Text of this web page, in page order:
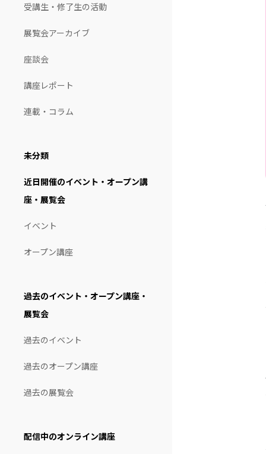
受講生・修了生の活動
展覧会アーカイブ
座談会
講座レポート
連載・コラム
未分類
近日開催のイベント・オープン講
座・展覧会
イベント
オープン講座
過去のイベント・オープン講座・
展覧会
過去のイベント
過去のオープン講座
過去の展覧会
配信中のオンライン講座